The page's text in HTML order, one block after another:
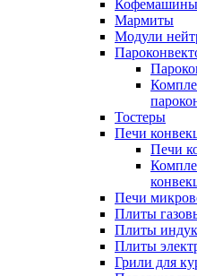
Кофемашины
Мармиты
Модули
Тостеры
Печи
Печи
Печи
Плиты
Плиты
Плиты
Грили для